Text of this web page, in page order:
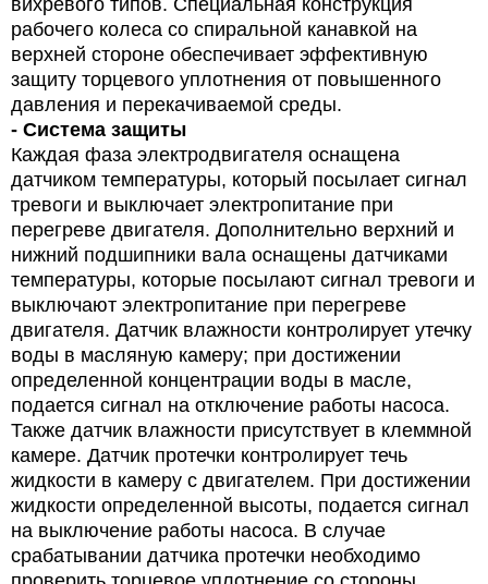
вихревого типов. Специальная конструкция
рабочего колеса со спиральной канавкой на
верхней стороне обеспечивает эффективную
защиту торцевого уплотнения от повышенного
давления и перекачиваемой среды.
- Система защиты
Каждая фаза электродвигателя оснащена
датчиком температуры, который посылает сигнал
тревоги и выключает электропитание при
перегреве двигателя. Дополнительно верхний и
нижний подшипники вала оснащены датчиками
температуры, которые посылают сигнал тревоги и
выключают электропитание при перегреве
двигателя. Датчик влажности контролирует утечку
воды в масляную камеру; при достижении
определенной концентрации воды в масле,
подается сигнал на отключение работы насоса.
Также датчик влажности присутствует в клеммной
камере. Датчик протечки контролирует течь
жидкости в камеру с двигателем. При достижении
жидкости определенной высоты, подается сигнал
на выключение работы насоса. В случае
срабатывании датчика протечки необходимо